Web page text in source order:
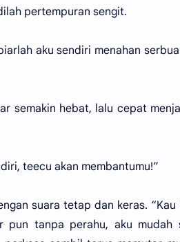
pertempuran sengit.
aku sendiri menahan
semakin hebat, lalu cepat
teecu akan membantumu!”
suara tetap dan keras.
tanpa perahu, aku mudah